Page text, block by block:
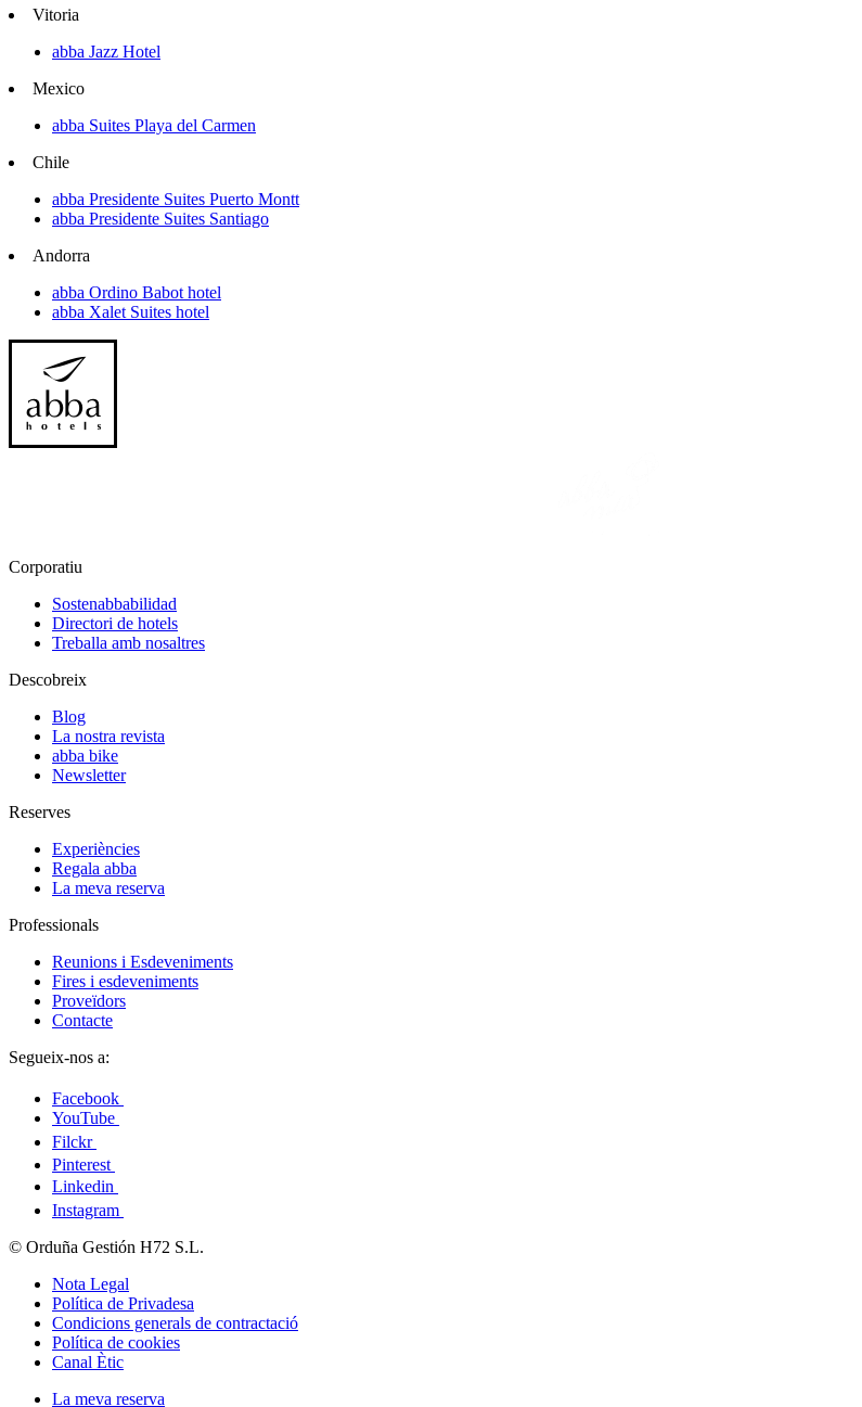
Vitoria
abba Jazz Hotel
Mexico
abba Suites Playa del Carmen
Chile
abba Presidente Suites Puerto Montt
abba Presidente Suites Santiago
Andorra
abba Ordino Babot hotel
abba Xalet Suites hotel
Corporatiu
Sostenabbabilidad
Directori de hotels
Treballa amb nosaltres
Descobreix
Blog
La nostra revista
abba bike
Newsletter
Reserves
Experiències
Regala abba
La meva reserva
Professionals
Reunions i Esdeveniments
Fires i esdeveniments
Proveïdors
Contacte
Segueix-nos a:
Facebook
YouTube
Filckr
Pinterest
Linkedin
Instagram
© Orduña Gestión H72 S.L.
Nota Legal
Política de Privadesa
Condicions generals de contractació
Política de cookies
Canal Ètic
La meva reserva